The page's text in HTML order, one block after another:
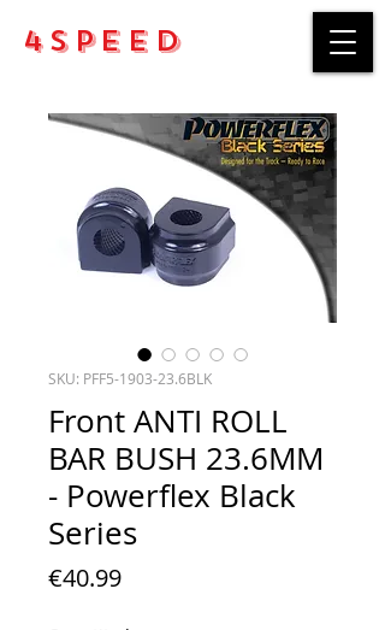
4Speed
SKU: PFF5-1903-23.6BLK
Front ANTI ROLL
BAR BUSH 23.6MM
- Powerflex Black
Series
€40.99Price